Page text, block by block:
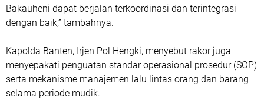
Bakauheni dapat berjalan terkoordinasi dan terintegrasi
dengan baik,” tambahnya.
Kapolda Banten, Irjen Pol Hengki, menyebut rakor juga
menyepakati penguatan standar operasional prosedur (SOP)
serta mekanisme manajemen lalu lintas orang dan barang
selama periode mudik.